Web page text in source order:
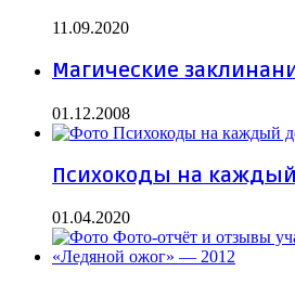
11.09.2020
Магические
01.12.2008
Психокоды на
01.04.2020